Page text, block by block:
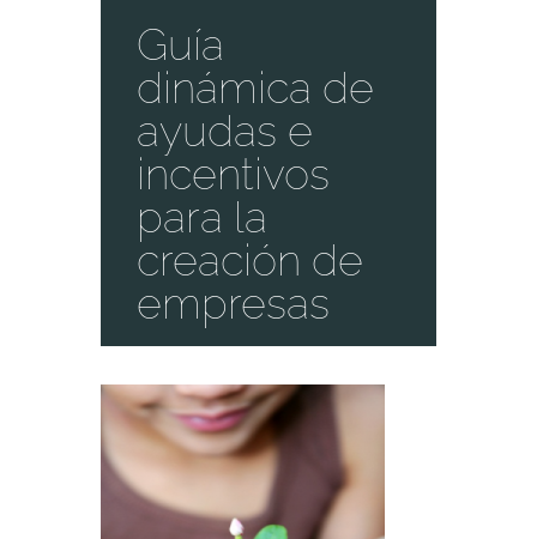
Guía
dinámica de
ayudas e
incentivos
para la
creación de
empresas